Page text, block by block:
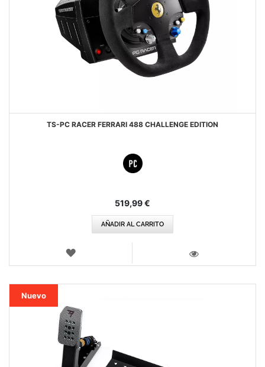
TS-PC RACER FERRARI 488 CHALLENGE EDITION
519,99 €
AÑADIR AL CARRITO
LISTA
Nuevo